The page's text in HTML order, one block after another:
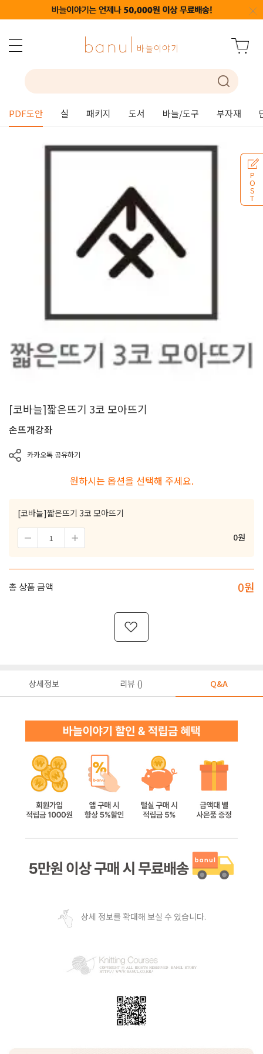
PDF도안 실 패키지 도서 바늘/도구 부자재
P
O
S
T
[코바늘]짧은뜨기 3코 모아뜨기
손뜨개강좌
카카오톡 공유하기
원하시는 옵션을 선택해 주세요.
[코바늘]짧은뜨기 3코 모아뜨기
0원
총 상품 금액 0원
상세정보 리뷰 () Q&A
상세 정보를 확대해 보실 수 있습니다.